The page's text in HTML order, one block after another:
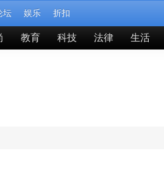
坛 娱乐 折扣
教育 科技 法律 生活